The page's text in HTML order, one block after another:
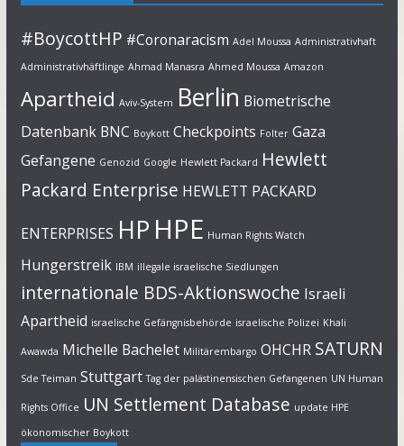
#BoycottHP #Coronaracism Adel Moussa Administrativhaft
Administrativhäftlinge Ahmad Manasra Ahmed Moussa Amazon
Apartheid Aviv-System Berlin Biometrische
Datenbank BNC Boykott Checkpoints Folter Gaza
Gefangene Genozid Google Hewlett Packard Hewlett
Packard Enterprise HEWLETT PACKARD
ENTERPRISES HP HPE Human Rights Watch
Hungerstreik IBM illegale israelische Siedlungen
internationale BDS-Aktionswoche Israeli
Apartheid israelische Gefängnisbehörde israelische Polizei Khali
Awawda Michelle Bachelet Militärembargo OHCHR SATURN
Sde Teiman Stuttgart Tag der palästinensischen Gefangenen UN Human
Rights Office UN Settlement Database update HPE
ökonomischer Boykott